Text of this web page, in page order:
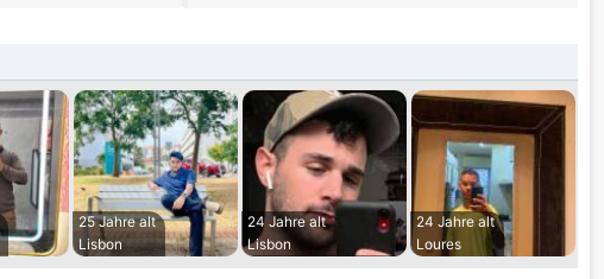
25 Jahre alt
Lisbon
24 Jahre alt
Lisbon
24 Jahre alt
Loures